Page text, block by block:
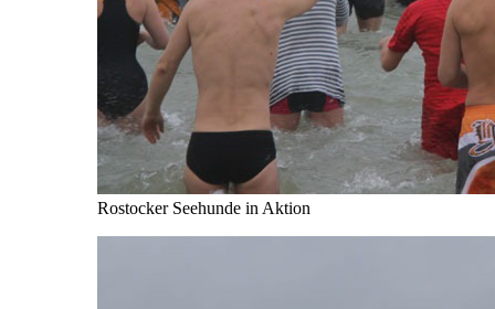
Rostocker Seehunde in Aktion